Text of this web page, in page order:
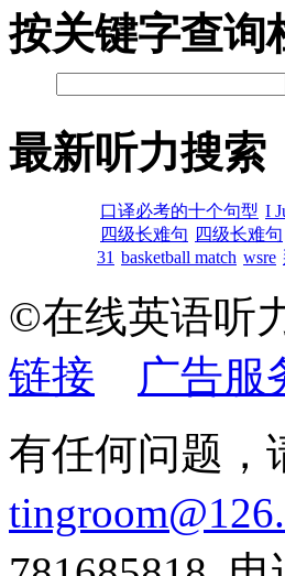
按关键字查询
最新听力搜索
口译必考的十个句型 I
四级长难句 四级长难句
31 basketball match wsre
©在线英语
链接
广告服
有任何问题，